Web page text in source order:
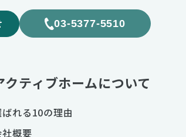
03-5377-5510
クティブホームについて
れる10の理由
社概要